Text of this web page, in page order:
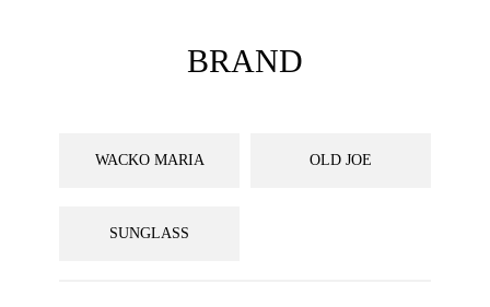
BRAND
WACKO MARIA OLD JOE
SUNGLASS